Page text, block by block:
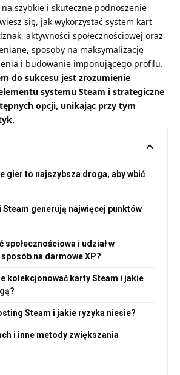
szybkie i skuteczne podnoszenie
się, jak wykorzystać system kart
aktywności społecznościowej oraz
sposoby na maksymalizację
i budowanie imponującego profilu.
do sukcesu jest zrozumienie
systemu Steam i strategiczne
opcji, unikając przy tym
gier to najszybsza droga, aby wbić
generują najwięcej punktów
społecznościowa i udział w
na darmowe XP?
kolekcjonować karty Steam i jakie
Steam i jakie ryzyka niesie?
i inne metody zwiększania